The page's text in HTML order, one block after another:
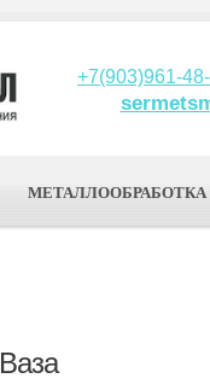
+7(903)961-
МЕТАЛЛООБРАБОТКА
Ваза